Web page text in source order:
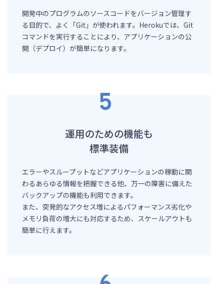
開発中のプログラムのソースコードをバージョン管理す
る目的で、よく「Git」が使われます。Herokuでは、Git
コマンドを実行することにより、アプリケーションの公
開（デプロイ）が簡単になります。
運用のための機能も
標準装備
エラーやスループットなどアプリケーションの稼動に関
わるあらゆる情報を把握できる他、万一の障害に備えた
バックアップの機能も利用できます。
また、突発的なアクセス増によるパフォーマンス劣化や
メモリ負荷の増大にも対応するため、スケールアウトも
簡単に行えます。